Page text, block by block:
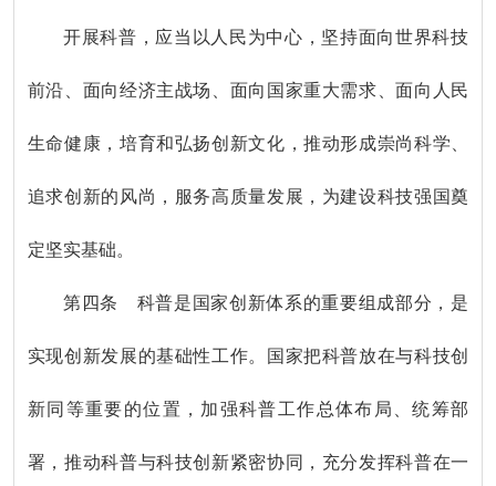
开展科普，应当以人民为中心，坚持面向世界科技
前沿、面向经济主战场、面向国家重大需求、面向人民
生命健康，培育和弘扬创新文化，推动形成崇尚科学、
追求创新的风尚，服务高质量发展，为建设科技强国奠
定坚实基础。
第四条 科普是国家创新体系的重要组成部分，是
实现创新发展的基础性工作。国家把科普放在与科技创
新同等重要的位置，加强科普工作总体布局、统筹部
署，推动科普与科技创新紧密协同，充分发挥科普在一